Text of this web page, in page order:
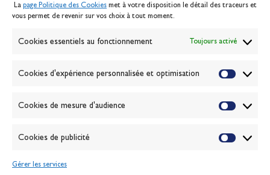
La page Politique des Cookies met à votre disposition le détail des traceurs et
vous permet de revenir sur vos choix à tout moment.
Cookies essentiels au fonctionnement Toujours activé
Cookies d'expérience personnalisée et optimisation
Cookies de mesure d'audience
Cookies de publicité
Gérer les services
Politique des cookies
Banque de la voile
Passion Voile TV
ABONNEZ-VOUS